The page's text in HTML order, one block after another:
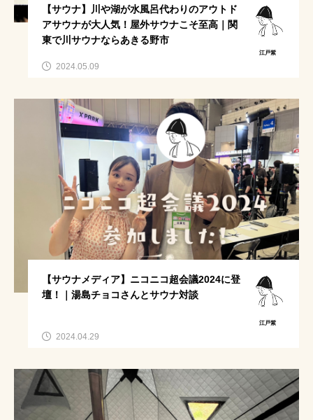
サウナパラダイス サ活女子
ととのったことがない 自宅用サウナ
コンビニで買えるサウナ飯 冬サ活
テントサウナ安全対策 なぜ被る
可愛い日焼け対策 サウナ 何着る
テントサウナパークin 家サウナ キャンプ
テントサウナ事故防止 関東
テントサウナ服装 水着 高瀬野キャンプ場
水風呂代わり 露出控えめ水着 虫よけ
名探偵津田 ソロキャンプ サ活デート
【サウナ】川や湖が水風呂代わりのアウトド
アサウナが大人気！屋外サウナこそ至高｜関
東で川サウナならあきる野市
江戸紫
2024.05.09
【サウナメディア】ニコニコ超会議2024に登
壇！｜湯島チョコさんとサウナ対談
江戸紫
2024.04.29